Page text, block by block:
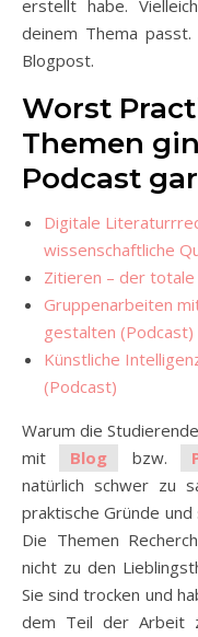
erstellt habe.
deinem Thema
Blogpost.
Worst
Themen
Podcast
Digitale
wissenschaftliche
Zitieren – der
Gruppenarbeiten
gestalten (Podcast)
Künstliche
(Podcast)
Warum die
mit
Blog bzw.
natürlich schwer zu
praktische Gründe
Die Themen
nicht zu den
Sie sind trocken und
dem Teil der Arbeit